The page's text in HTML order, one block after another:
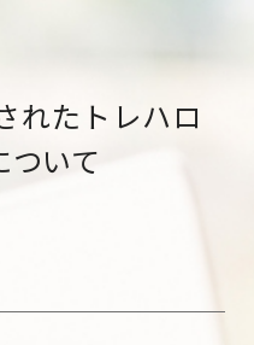
れたトレハロ
ついて